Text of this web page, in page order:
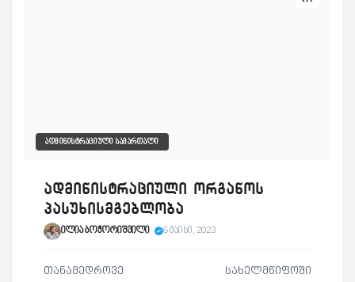
ᲐᲓᲛᲘᲜᲘᲡᲢᲠᲐᲪᲘᲣᲚᲘ ᲡᲐᲛᲐᲠᲗᲐᲚᲘ
ადმინისტრაციული ორგანოს
პასუხისმგებლობა
ილია ბოჭორიშვილი 6 მაისი, 2023
თანამედროვე სახელმწიფოში